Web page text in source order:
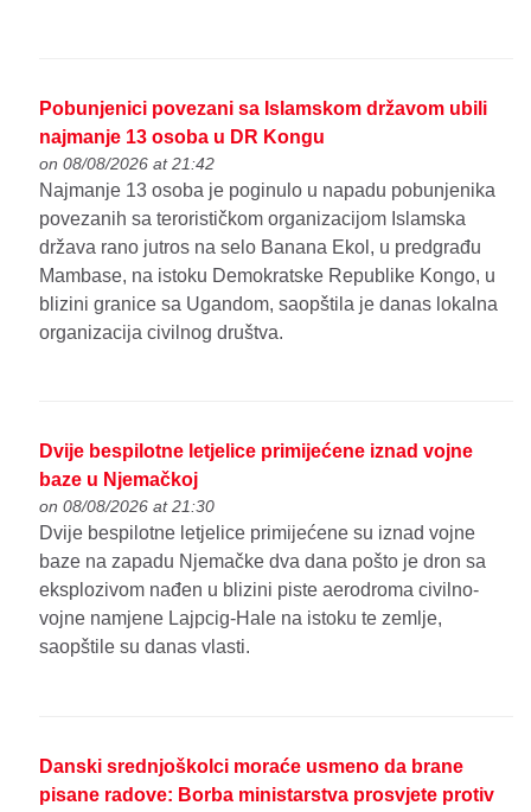
Pobunjenici povezani sa Islamskom državom ubili
najmanje 13 osoba u DR Kongu
on 08/08/2026 at 21:42
Najmanje 13 osoba je poginulo u napadu pobunjenika
povezanih sa terorističkom organizacijom Islamska
država rano jutros na selo Banana Ekol, u predgrađu
Mambase, na istoku Demokratske Republike Kongo, u
blizini granice sa Ugandom, saopštila je danas lokalna
organizacija civilnog društva.
Dvije bespilotne letjelice primijećene iznad vojne
baze u Njemačkoj
on 08/08/2026 at 21:30
Dvije bespilotne letjelice primijećene su iznad vojne
baze na zapadu Njemačke dva dana pošto je dron sa
eksplozivom nađen u blizini piste aerodroma civilno-
vojne namjene Lajpcig-Hale na istoku te zemlje,
saopštile su danas vlasti.
Danski srednjoškolci moraće usmeno da brane
pisane radove: Borba ministarstva prosvjete protiv